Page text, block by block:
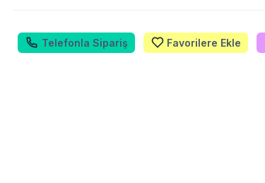
Telefonla Sipariş Favorilere Ekle